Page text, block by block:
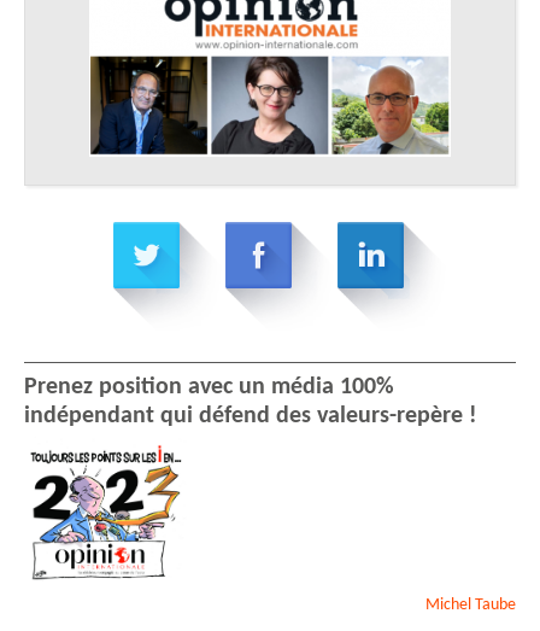
Prenez position avec un média 100%
indépendant qui défend des valeurs-repère !
Michel Taube